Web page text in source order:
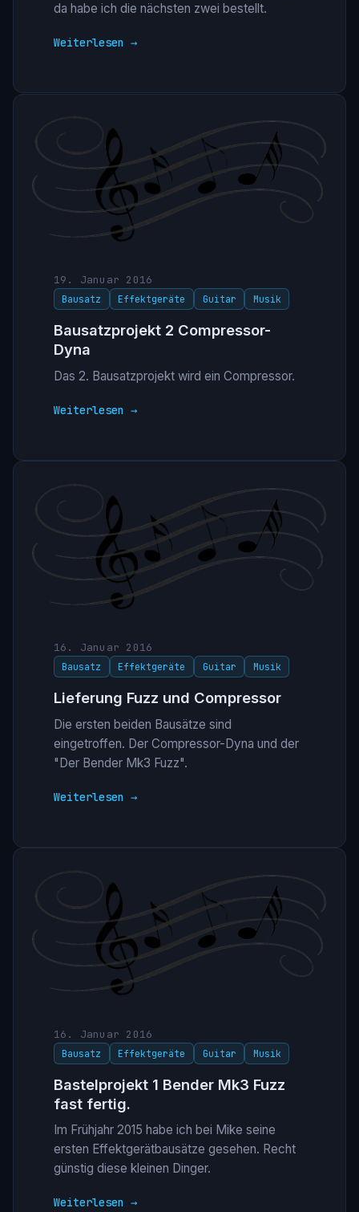
da habe ich die nächsten zwei bestellt.
Weiterlesen →
19. Januar 2016
Bausatz Effektgeräte Guitar Musik
Bausatzprojekt 2 Compressor-
Dyna
Das 2. Bausatzprojekt wird ein Compressor.
Weiterlesen →
16. Januar 2016
Bausatz Effektgeräte Guitar Musik
Lieferung Fuzz und Compressor
Die ersten beiden Bausätze sind
eingetroffen. Der Compressor-Dyna und der
"Der Bender Mk3 Fuzz".
Weiterlesen →
16. Januar 2016
Bausatz Effektgeräte Guitar Musik
Bastelprojekt 1 Bender Mk3 Fuzz
fast fertig.
Im Frühjahr 2015 habe ich bei Mike seine
ersten Effektgerätbausätze gesehen. Recht
günstig diese kleinen Dinger.
Weiterlesen →